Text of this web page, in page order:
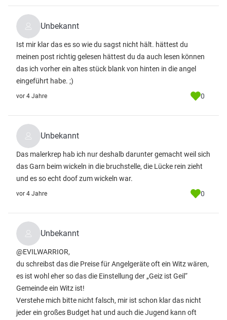
Unbekannt
Ist mir klar das es so wie du sagst nicht hält. hättest du
meinen post richtig gelesen hättest du da auch lesen können
das ich vorher ein altes stück blank von hinten in die angel
eingeführt habe. ;)
vor 4 Jahre 0
Unbekannt
Das malerkrep hab ich nur deshalb darunter gemacht weil sich
das Garn beim wickeln in die bruchstelle, die Lücke rein zieht
und es so echt doof zum wickeln war.
vor 4 Jahre 0
Unbekannt
@EVILWARRIOR,
du schreibst das die Preise für Angelgeräte oft ein Witz wären,
es ist wohl eher so das die Einstellung der „Geiz ist Geil“
Gemeinde ein Witz ist!
Verstehe mich bitte nicht falsch, mir ist schon klar das nicht
jeder ein großes Budget hat und auch die Jugend kann oft